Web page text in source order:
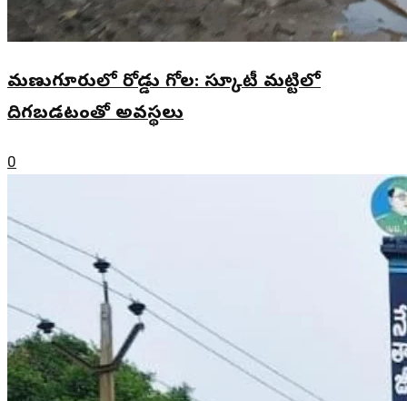
మణుగూరులో రోడ్డు గోల: స్కూటీ మట్టిలో
దిగబడటంతో అవస్థలు
0